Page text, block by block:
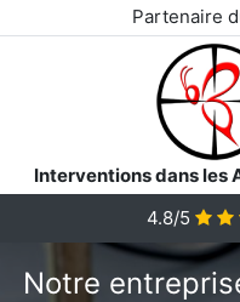
Partenaire
Interventions dans les
4.8/5
Notre